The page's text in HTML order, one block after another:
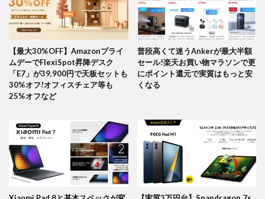
【最大30%OFF】Amazonプライ
ムデーでFlexiSpot昇降デスク
「E7」が39,900円で天板セットも
30%オフ!オフィスチェア等も
25%オフなど
普段高くて迷うAnkerが最大半額
セール!楽天お買い物マラソンで更
にポイント還元で実質はもっと安
くなる